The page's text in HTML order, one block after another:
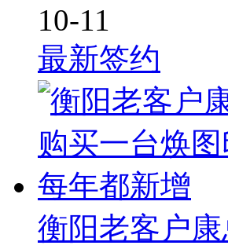
10-11
最新签约
衡阳老客户